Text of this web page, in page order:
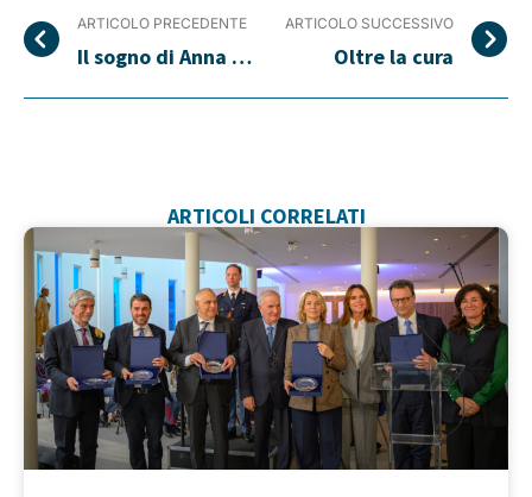
ARTICOLO PRECEDENTE
Il sogno di Anna Maria Alfani
ARTICOLO SUCCESSIVO
Oltre la cura
ARTICOLI CORRELATI